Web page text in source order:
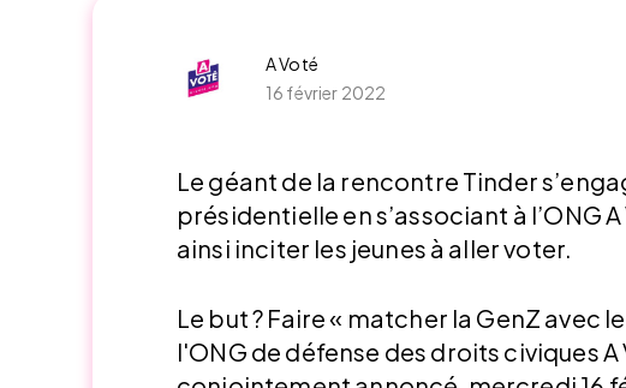
A Voté
16 février 2022
Le géant de la rencontre Tinder
présidentielle en s’associant à l’ONG
ainsi inciter les jeunes à aller voter.
Le but ? Faire « matcher la GenZ avec
l'ONG de défense des droits civiques A